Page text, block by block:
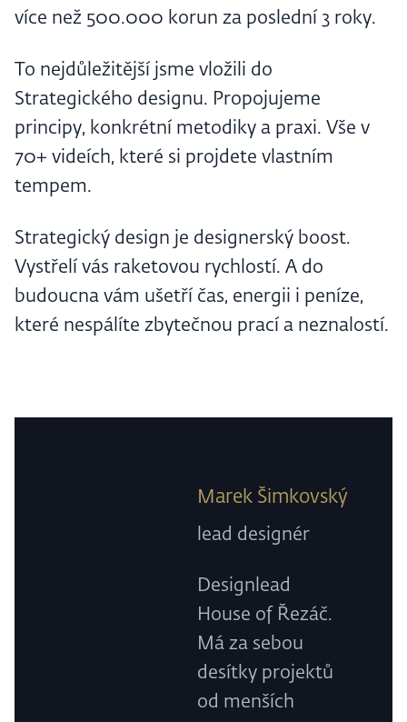
více než 500.000 korun za poslední 3 roky.
To nejdůležitější jsme vložili do
Strategického designu. Propojujeme
principy, konkrétní metodiky a praxi. Vše v
70+ videích, které si projdete vlastním
tempem.
Strategický design je designerský boost.
Vystřelí vás raketovou rychlostí. A do
budoucna vám ušetří čas, energii i peníze,
které nespálíte zbytečnou prací a neznalostí.
Marek Šimkovský
lead designér
Designlead
House of Řezáč.
Má za sebou
desítky projektů
od menších